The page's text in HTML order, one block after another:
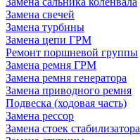
Замена свечей
Замена турбины
Замена цепи ГРМ
Ремонт поршневой группы
Замена ремня ГРМ
Замена ремня генератора
Замена приводного ремня
Подвеска (ходовая часть)
Замена рессор
Замена стоек стабилизатора